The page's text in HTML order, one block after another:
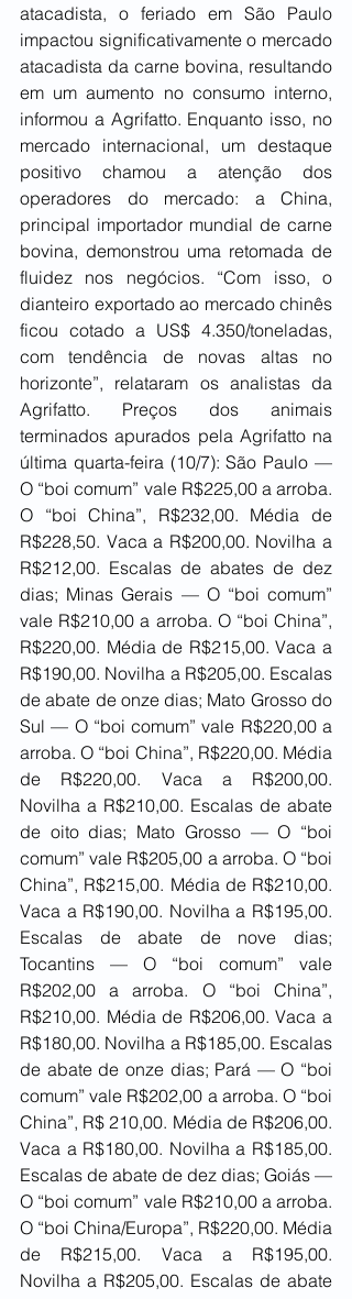
atacadista, o feriado em São Paulo
impactou significativamente o mercado
atacadista da carne bovina, resultando
em um aumento no consumo interno,
informou a Agrifatto. Enquanto isso, no
mercado internacional, um destaque
positivo chamou a atenção dos
operadores do mercado: a China,
principal importador mundial de carne
bovina, demonstrou uma retomada de
fluidez nos negócios. “Com isso, o
dianteiro exportado ao mercado chinês
ficou cotado a US$ 4.350/toneladas,
com tendência de novas altas no
horizonte”, relataram os analistas da
Agrifatto. Preços dos animais
terminados apurados pela Agrifatto na
última quarta-feira (10/7): São Paulo —
O “boi comum” vale R$225,00 a arroba.
O “boi China”, R$232,00. Média de
R$228,50. Vaca a R$200,00. Novilha a
R$212,00. Escalas de abates de dez
dias; Minas Gerais — O “boi comum”
vale R$210,00 a arroba. O “boi China”,
R$220,00. Média de R$215,00. Vaca a
R$190,00. Novilha a R$205,00. Escalas
de abate de onze dias; Mato Grosso do
Sul — O “boi comum” vale R$220,00 a
arroba. O “boi China”, R$220,00. Média
de R$220,00. Vaca a R$200,00.
Novilha a R$210,00. Escalas de abate
de oito dias; Mato Grosso — O “boi
comum” vale R$205,00 a arroba. O “boi
China”, R$215,00. Média de R$210,00.
Vaca a R$190,00. Novilha a R$195,00.
Escalas de abate de nove dias;
Tocantins — O “boi comum” vale
R$202,00 a arroba. O “boi China”,
R$210,00. Média de R$206,00. Vaca a
R$180,00. Novilha a R$185,00. Escalas
de abate de onze dias; Pará — O “boi
comum” vale R$202,00 a arroba. O “boi
China”, R$ 210,00. Média de R$206,00.
Vaca a R$180,00. Novilha a R$185,00.
Escalas de abate de dez dias; Goiás —
O “boi comum” vale R$210,00 a arroba.
O “boi China/Europa”, R$220,00. Média
de R$215,00. Vaca a R$195,00.
Novilha a R$205,00. Escalas de abate